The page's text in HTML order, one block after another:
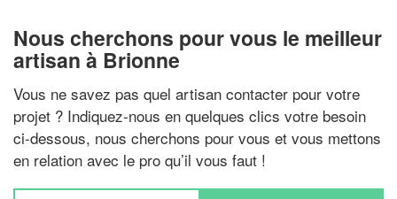
Nous cherchons pour vous le meilleur
artisan à Brionne
Vous ne savez pas quel artisan contacter pour votre
projet ? Indiquez-nous en quelques clics votre besoin
ci-dessous, nous cherchons pour vous et vous mettons
en relation avec le pro qu’il vous faut !